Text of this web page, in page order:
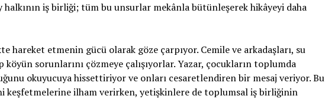
halkının iş birliği; tüm bu unsurlar mekânla bütünleşerek hikâyeyi daha
hareket etmenin gücü olarak göze çarpıyor. Cemile ve arkadaşları, su
sorunlarını çözmeye çalışıyorlar. Yazar, çocukların toplumda
okuyucuya hissettiriyor ve onları cesaretlendiren bir mesaj veriyor. Bu
keşfetmelerine ilham verirken, yetişkinlere de toplumsal iş birliğinin